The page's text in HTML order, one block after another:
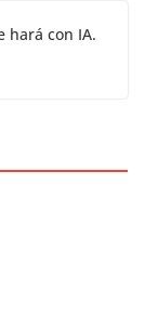
hará con IA.